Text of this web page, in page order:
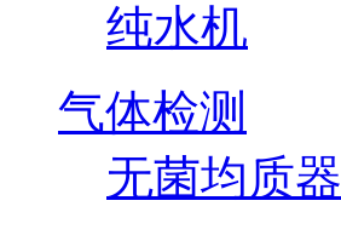
纯水机
气体检测
无菌均质器